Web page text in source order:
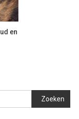
en
Zoeken